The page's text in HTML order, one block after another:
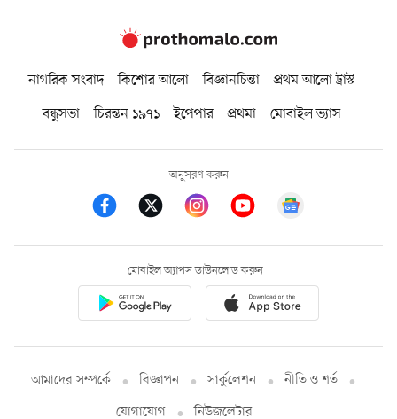
নাগরিক সংবাদ কিশোর আলো বিজ্ঞানচিন্তা
প্রথম আলো ট্রাস্ট
বন্ধুসভা
চিরন্তন ১৯৭১ ইপেপার প্রথমা মোবাইল ভ্যাস
অনুসরণ করুন
মোবাইল অ্যাপস ডাউনলোড করুন
আমাদের সম্পর্কে বিজ্ঞাপন সার্কুলেশন
নীতি ও শর্ত
যোগাযোগ
নিউজলেটার